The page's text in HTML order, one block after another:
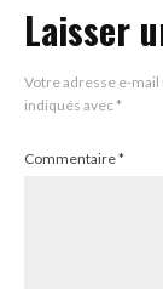
Laisser
Votre adresse e-mail
indiqués avec*
Commentaire*